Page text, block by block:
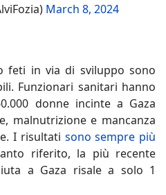
March 8, 2024
feti in via di sviluppo sono
Funzionari sanitari hanno
donne incinte a Gaza
malnutrizione e mancanza
I risultati sono sempre più
riferito, la più recente
a Gaza risale a solo 1